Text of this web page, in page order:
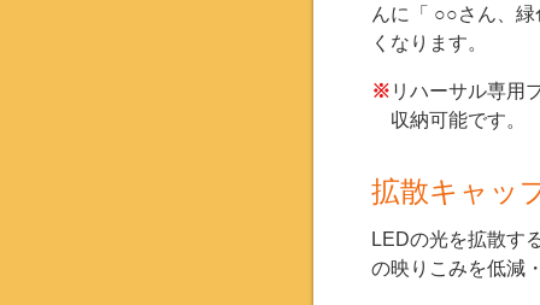
んに「 ○○さん、
くなります。
※ リハーサル専用
収納可能です。
拡散キャッ
LEDの光を拡散す
の映りこみを低減